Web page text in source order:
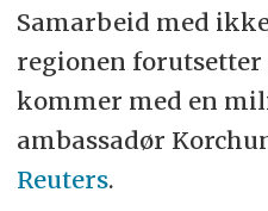
Samarbeid med
regionen
kommer med en
ambassadør
Reuters.